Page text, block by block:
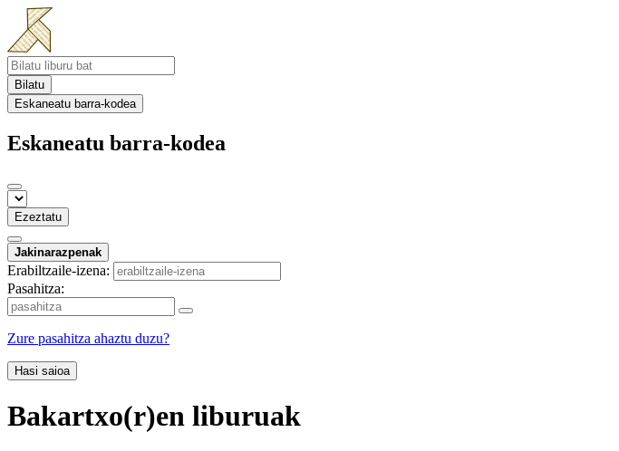
Bilatu
Eskaneatu barra-kodea
Eskaneatu barra-kodea
Ezeztatu
Jakinarazpenak
Erabiltzaile-izena:
Pasahitza:
Zure pasahitza ahaztu duzu?
Hasi saioa
Bakartxo(r)en liburuak